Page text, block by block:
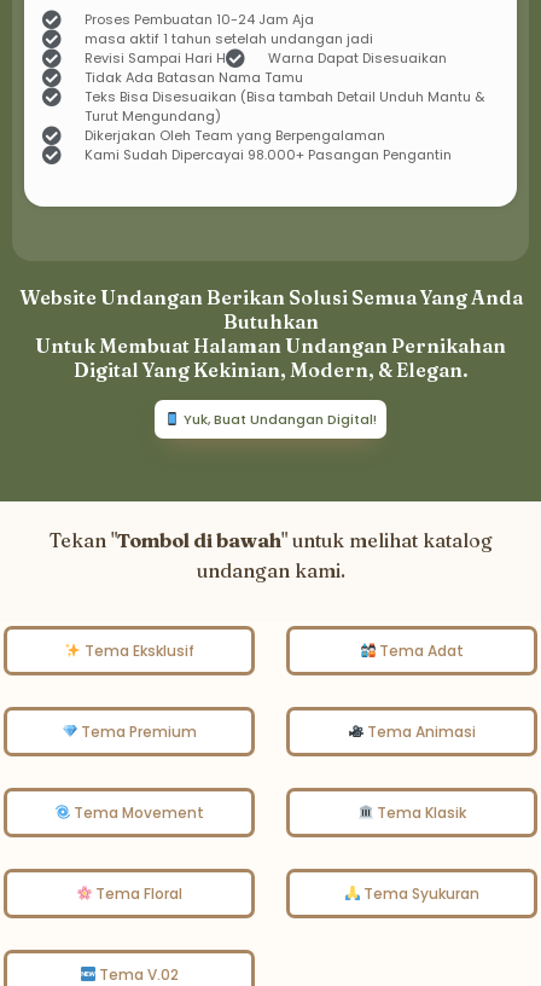
Proses Pembuatan 10-24 Jam Aja
masa aktif 1 tahun setelah undangan jadi
Revisi Sampai Hari H
Warna Dapat Disesuaikan
Tidak Ada Batasan Nama Tamu
Teks Bisa Disesuaikan (Bisa tambah Detail Unduh Mantu &
Turut Mengundang)
Dikerjakan Oleh Team yang Berpengalaman
Kami Sudah Dipercayai 98.000+ Pasangan Pengantin
Website Undangan Berikan Solusi Semua Yang Anda
Butuhkan
Untuk Membuat Halaman Undangan Pernikahan
Digital Yang Kekinian, Modern, & Elegan.
Yuk, Buat Undangan Digital!
Tekan "Tombol di bawah" untuk melihat katalog
undangan kami.
Tema Eksklusif Tema Adat
Tema Premium Tema Animasi
Tema Movement Tema Klasik
Tema Floral Tema Syukuran
Tema V.02